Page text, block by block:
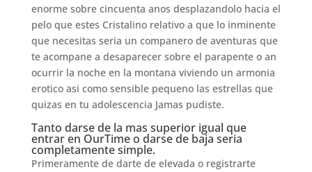
enorme sobre cincuenta anos desplazandolo hacia el
pelo que estes Cristalino relativo a que lo inminente
que necesitas seri­a un companero de aventuras que
te acompane a desaparecer sobre el parapente o an
ocurrir la noche en la montana viviendo un armonia
erotico asi­ como sensible pequeno las estrellas que
quizas en tu adolescencia Jamas pudiste.
Tanto darse de la mas superior igual que
entrar en OurTime o darse de baja seri­a
completamente simple.
Primeramente de darte de elevada o registrarte